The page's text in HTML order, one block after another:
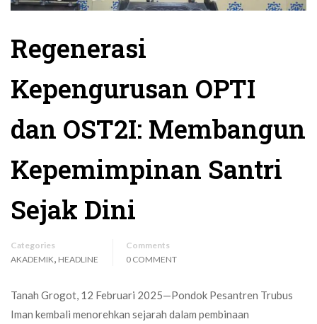
Regenerasi
Kepengurusan OPTI
dan OST2I: Membangun
Kepemimpinan Santri
Sejak Dini
Categories
AKADEMIK, HEADLINE
Comments
0 COMMENT
Tanah Grogot, 12 Februari 2025—Pondok Pesantren Trubus
Iman kembali menorehkan sejarah dalam pembinaan